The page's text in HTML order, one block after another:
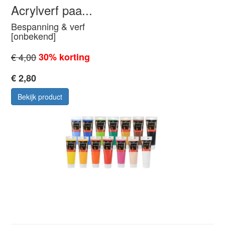
Acrylverf paa...
Bespanning & verf
[onbekend]
€ 4,0030% korting
€ 2,80
Bekijk product